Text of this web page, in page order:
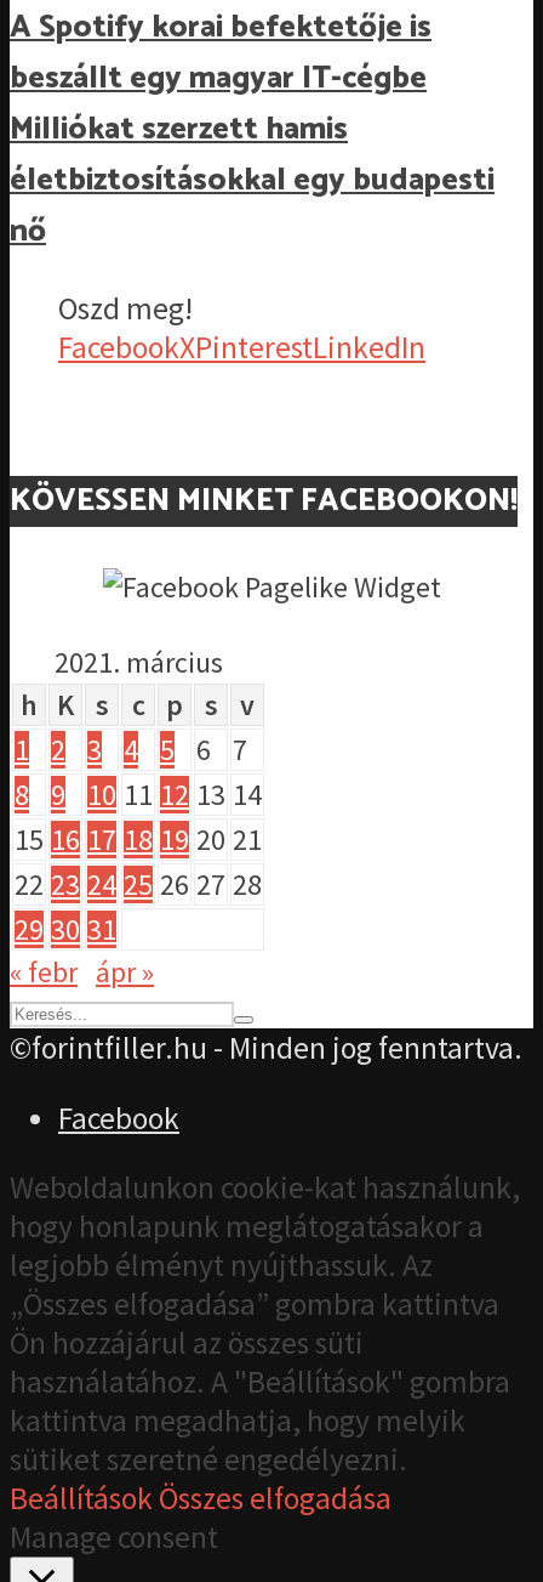
A Spotify korai befektetője is
beszállt egy magyar IT-cégbe
Milliókat szerzett hamis
életbiztosításokkal egy budapesti
nő
Oszd meg!
FacebookXPinterestLinkedIn
KÖVESSEN MINKET FACEBOOKON!
2021. március
h
K s c p s
v
1
2 3 4 5 6
7
8
9 10 11 12 13 14
15 16 17 18 19 20 21
22 23 24 25 26 27 28
29 30 31
« febr ápr »
©forintfiller.hu - Minden jog fenntartva.
Facebook
Weboldalunkon cookie-kat használunk,
hogy honlapunk meglátogatásakor a
legjobb élményt nyújthassuk. Az
„Összes elfogadása” gombra kattintva
Ön hozzájárul az összes süti
használatához. A "Beállítások" gombra
kattintva megadhatja, hogy melyik
sütiket szeretné engedélyezni.
BeállításokÖsszes elfogadása
Manage consent